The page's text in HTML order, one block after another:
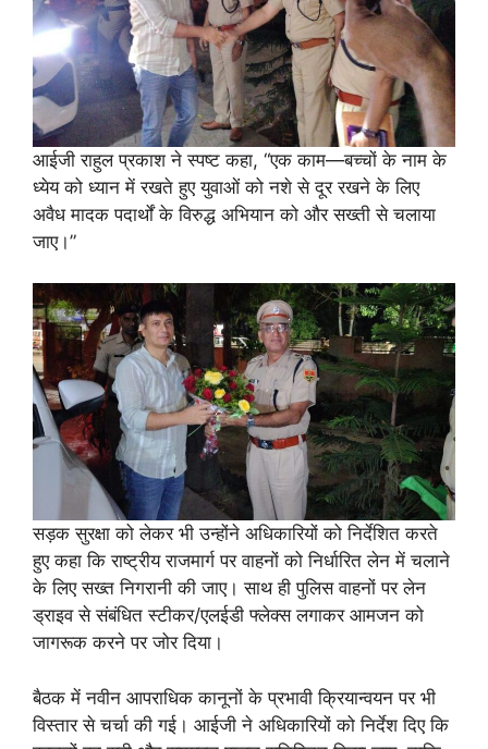
आईजी राहुल प्रकाश ने स्पष्ट कहा, “एक काम—बच्चों के नाम के
ध्येय को ध्यान में रखते हुए युवाओं को नशे से दूर रखने के लिए
अवैध मादक पदार्थों के विरुद्ध अभियान को और सख्ती से चलाया
जाए।”
सड़क सुरक्षा को लेकर भी उन्होंने अधिकारियों को निर्देशित करते
हुए कहा कि राष्ट्रीय राजमार्ग पर वाहनों को निर्धारित लेन में चलाने
के लिए सख्त निगरानी की जाए। साथ ही पुलिस वाहनों पर लेन
ड्राइव से संबंधित स्टीकर/एलईडी फ्लेक्स लगाकर आमजन को
जागरूक करने पर जोर दिया।
बैठक में नवीन आपराधिक कानूनों के प्रभावी क्रियान्वयन पर भी
विस्तार से चर्चा की गई। आईजी ने अधिकारियों को निर्देश दिए कि